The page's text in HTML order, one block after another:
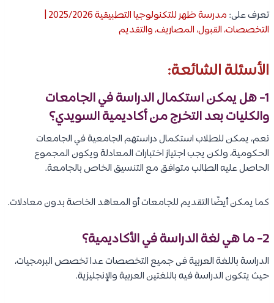
تعرف على:
مدرسة ظهر للتكنولوجيا التطبيقية 2025/2026 |
التخصصات، القبول، المصاريف، والتقديم
الأسئلة الشائعة:
1- هل يمكن استكمال الدراسة في الجامعات
والكليات بعد التخرج من أكاديمية السويدي؟
نعم، يمكن للطلاب استكمال دراستهم الجامعية في الجامعات
الحكومية، ولكن يجب اجتياز اختبارات المعادلة ويكون المجموع
الحاصل عليه الطالب متوافق مع التنسيق الخاص بالجامعة.
كما يمكن أيضًا التقديم للجامعات أو المعاهد الخاصة بدون معادلات.
2- ما هي لغة الدراسة في الأكاديمية؟
الدراسة باللغة العربية فى جميع التخصصات عدا تخصص البرمجيات،
حيث يتكون الدراسة فيه باللغتين العربية والإنجليزية.